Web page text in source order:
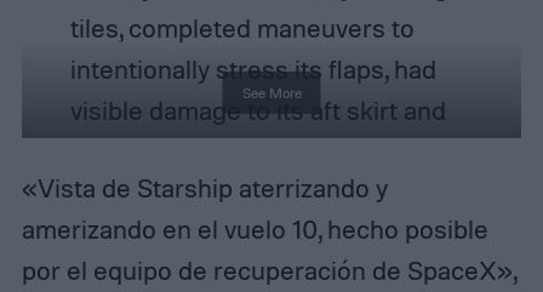
tiles, completed maneuvers to
intentionally stress its flaps, had
visible damage to its aft skirt and
pic.twitter.com/QgcbPN8lY4
— SpaceX (@SpaceX)August 28,
2025
See More
«Vista de Starship aterrizando y
amerizando en el vuelo 10, hecho posible
por el equipo de recuperación de SpaceX»,